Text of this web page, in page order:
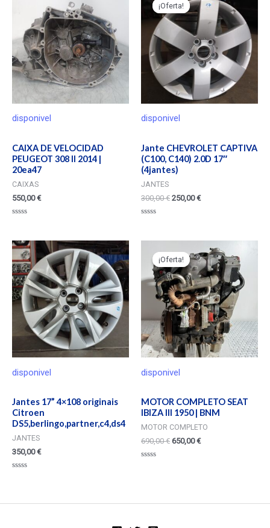
disponivel
CAIXA DE VELOCIDAD
PEUGEOT 308 II 2014 |
20ea47
CAIXAS
550,00€
de
5
¡Oferta!
disponivel
¡Oferta!
Jante CHEVROLET CAPTIVA
(C100, C140) 2.0D 17″
(4jantes)
JANTES
300,00€ 250,00€
disponivel
Jantes 17” 4×108 originais
Citroen
DS5,berlingo,partner,c4,ds4
JANTES
350,00€
5
¡Oferta!
disponivel
¡Oferta!
MOTOR COMPLETO SEAT
IBIZA III 1950 | BNM
MOTOR COMPLETO
690,00€ 650,00€